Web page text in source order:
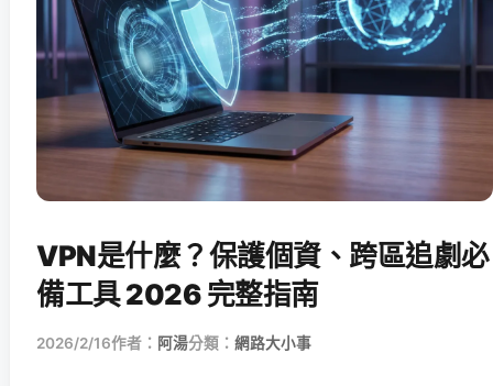
VPN是什麼？保護個資、跨區追劇必
備工具 2026 完整指南
2026/2/16作者： 阿湯分類： 網路大小事